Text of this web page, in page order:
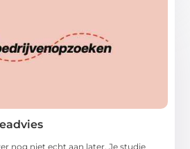
nog niet echt aan later. Je studie